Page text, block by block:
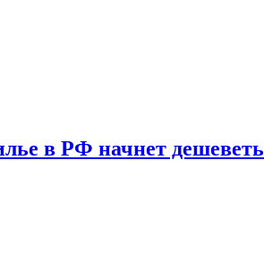
в РФ начнет дешеветь